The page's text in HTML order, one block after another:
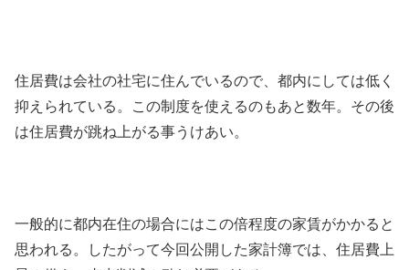
住居費は会社の社宅に住んでいるので、都内にしては低く
抑えられている。この制度を使えるのもあと数年。その後
は住居費が跳ね上がる事うけあい。
一般的に都内在住の場合にはこの倍程度の家賃がかかると
思われる。したがって今回公開した家計簿では、住居費上